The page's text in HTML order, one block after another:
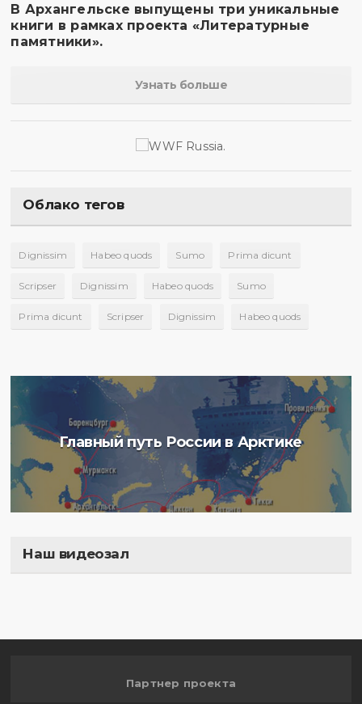
В Архангельске выпущены три уникальные
книги в рамках проекта «Литературные
памятники».
Узнать больше
Облако тегов
Dignissim Habeo quods Sumo Prima dicunt
Scripser Dignissim Habeo quods Sumo
Prima dicunt Scripser Dignissim Habeo quods
Главный путь России в Арктике
Наш видеозал
Партнер проекта